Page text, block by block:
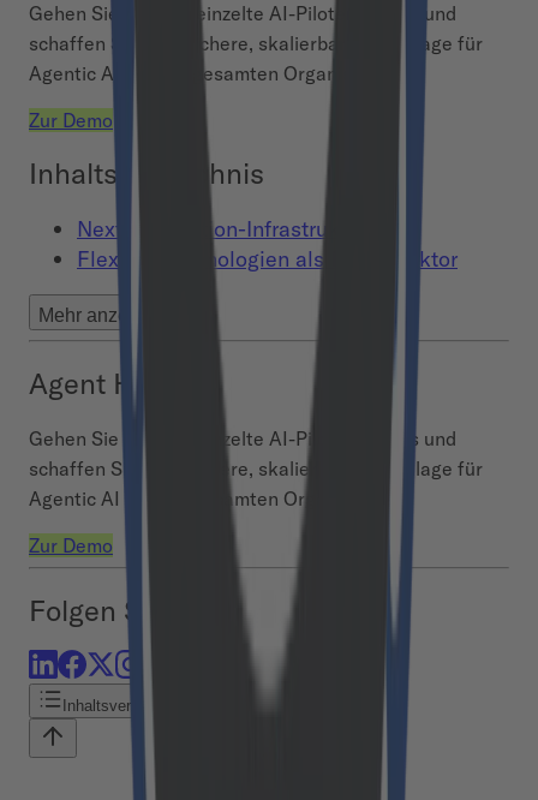
Gehen Sie über vereinzelte AI-Piloten hinaus und
schaffen Sie eine sichere, skalierbare Grundlage für
Agentic AI in Ihrer gesamten Organisation.
Zur Demo
Inhaltsverzeichnis
Next-Generation-Infrastrukturen
Flexible Technologien als Erfolgsfaktor
Mehr anzeigen
Agent Hub
Gehen Sie über vereinzelte AI-Piloten hinaus und
schaffen Sie eine sichere, skalierbare Grundlage für
Agentic AI in Ihrer gesamten Organisation.
Zur Demo
Folgen Sie uns
Inhaltsverzeichnis